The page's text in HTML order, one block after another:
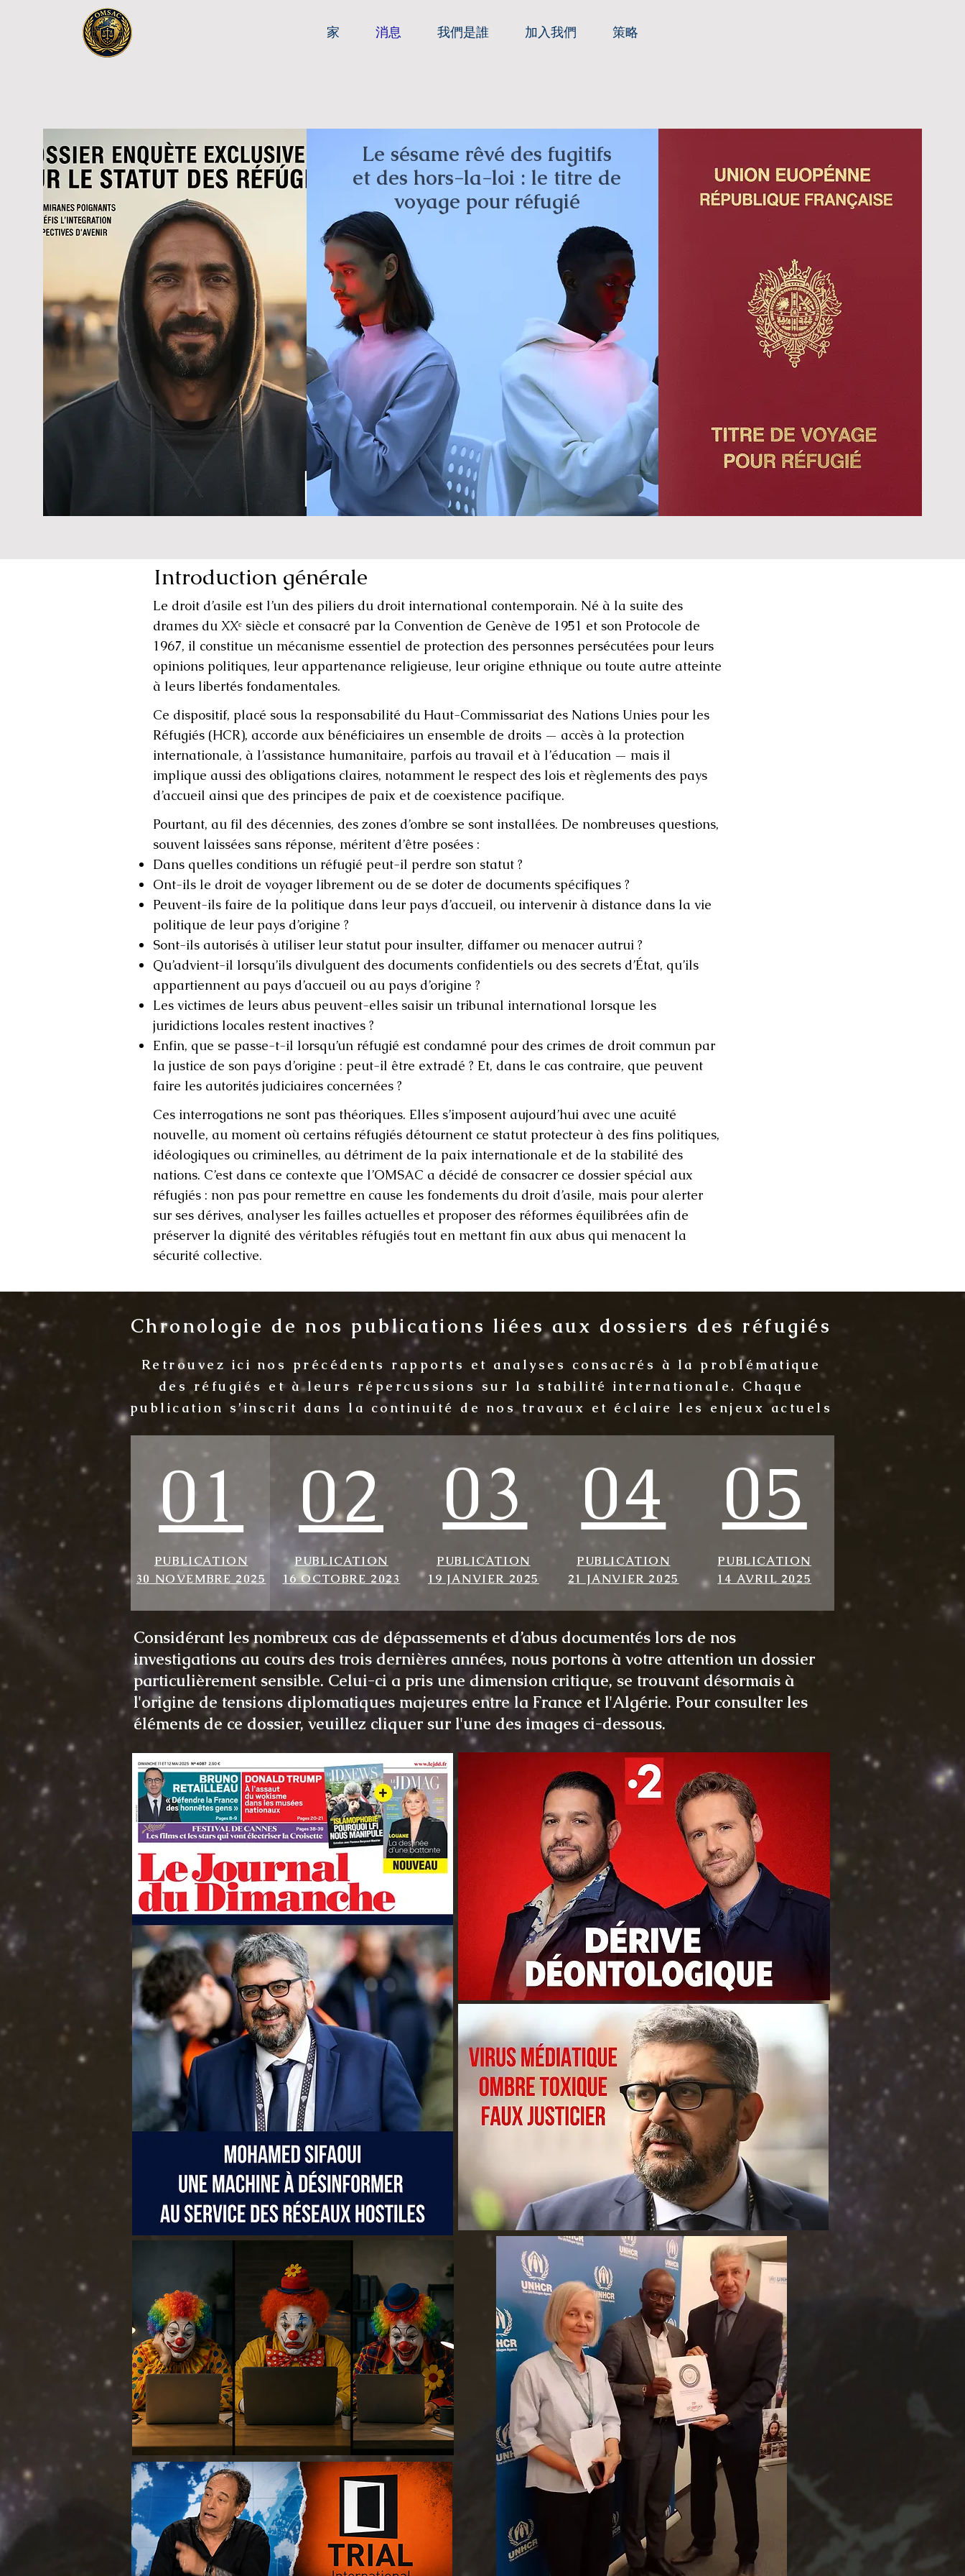
家 消息 我們是誰 加入我們 策略
Le sésame rêvé des fugitifs
et des hors-la-loi : le titre de
voyage pour réfugié
Introduction générale
Le droit d’asile est l’un des piliers du droit international contemporain. Né à la suite des
drames du XXᵉ siècle et consacré par la Convention de Genève de 1951 et son Protocole de
1967, il constitue un mécanisme essentiel de protection des personnes persécutées pour leurs
opinions politiques, leur appartenance religieuse, leur origine ethnique ou toute autre atteinte
à leurs libertés fondamentales.
Ce dispositif, placé sous la responsabilité du Haut-Commissariat des Nations Unies pour les
Réfugiés (HCR), accorde aux bénéficiaires un ensemble de droits — accès à la protection
internationale, à l’assistance humanitaire, parfois au travail et à l’éducation — mais il
implique aussi des obligations claires, notamment le respect des lois et règlements des pays
d’accueil ainsi que des principes de paix et de coexistence pacifique.
Pourtant, au fil des décennies, des zones d’ombre se sont installées. De nombreuses questions,
souvent laissées sans réponse, méritent d’être posées :
Dans quelles conditions un réfugié peut-il perdre son statut ?
Ont-ils le droit de voyager librement ou de se doter de documents spécifiques ?
Peuvent-ils faire de la politique dans leur pays d’accueil, ou intervenir à distance dans la vie
politique de leur pays d’origine ?
Sont-ils autorisés à utiliser leur statut pour insulter, diffamer ou menacer autrui ?
Qu’advient-il lorsqu’ils divulguent des documents confidentiels ou des secrets d’État, qu’ils
appartiennent au pays d’accueil ou au pays d’origine ?
Les victimes de leurs abus peuvent-elles saisir un tribunal international lorsque les
juridictions locales restent inactives ?
Enfin, que se passe-t-il lorsqu’un réfugié est condamné pour des crimes de droit commun par
la justice de son pays d’origine : peut-il être extradé ? Et, dans le cas contraire, que peuvent
faire les autorités judiciaires concernées ? ​​​​​​
Ces interrogations ne sont pas théoriques. Elles s’imposent aujourd’hui avec une acuité
nouvelle, au moment où certains réfugiés détournent ce statut protecteur à des fins politiques,
idéologiques ou criminelles, au détriment de la paix internationale et de la stabilité des
nations. C’est dans ce contexte que l’OMSAC a décidé de consacrer ce dossier spécial aux
réfugiés : non pas pour remettre en cause les fondements du droit d’asile, mais pour alerter
sur ses dérives, analyser les failles actuelles et proposer des réformes équilibrées afin de
préserver la dignité des véritables réfugiés tout en mettant fin aux abus qui menacent la
sécurité collective.​
Chronologie de nos publications liées aux dossiers des réfugiés
Retrouvez ici nos précédents rapports et analyses consacrés à la problématique
des réfugiés et à leurs répercussions sur la stabilité internationale. Chaque
publication s’inscrit dans la continuité de nos travaux et éclaire les enjeux actuels
01
PUBLICATION
30 NOVEMBRE 2025
02
PUBLICATION
16 OCTOBRE 2023
03
PUBLICATION
19 JANVIER 2025
04
PUBLICATION
21 JANVIER 2025
05
PUBLICATION
14 AVRIL 2025
Considérant les nombreux cas de dépassements et d’abus documentés lors de nos
investigations au cours des trois dernières années, nous portons à votre attention un dossier
particulièrement sensible. Celui-ci a pris une dimension critique, se trouvant désormais à
l'origine de tensions diplomatiques majeures entre la France et l'Algérie. Pour consulter les
éléments de ce dossier, veuillez cliquer sur l'une des images ci-dessous.